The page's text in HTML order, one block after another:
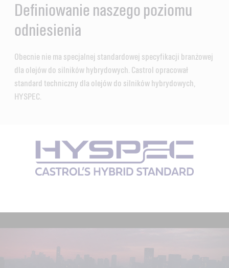
Definiowanie naszego poziomu
odniesienia
Obecnie nie ma specjalnej standardowej specyfikacji branżowej
dla olejów do silników hybrydowych. Castrol opracował
standard techniczny dla olejów do silników hybrydowych,
HYSPEC.